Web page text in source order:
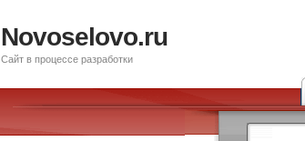
Novoselovo.ru
Сайт в процессе разработки